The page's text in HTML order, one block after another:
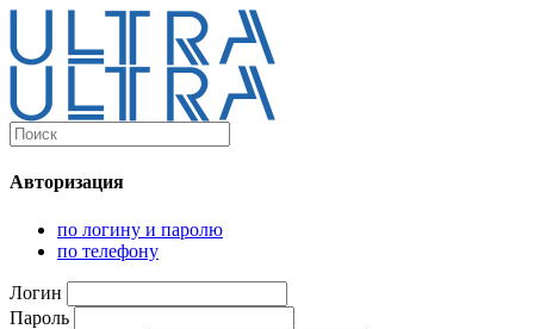
Каталог
Компьютеры и комплектующие
Персональные компьютеры
Моноблоки
Мониторы
Комплектующие
Авторизация
по логину и паролю
по телефону
Логин
Пароль